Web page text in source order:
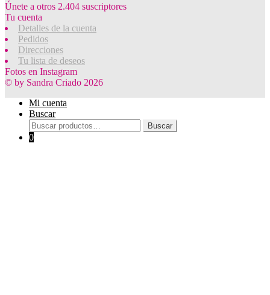
Únete a otros 2.404 suscriptores
Tu cuenta
Detalles de la cuenta
Pedidos
Direcciones
Tu lista de deseos
Fotos en Instagram
© by Sandra Criado 2026
Mi cuenta
Buscar
Buscar
por:
Buscar
0